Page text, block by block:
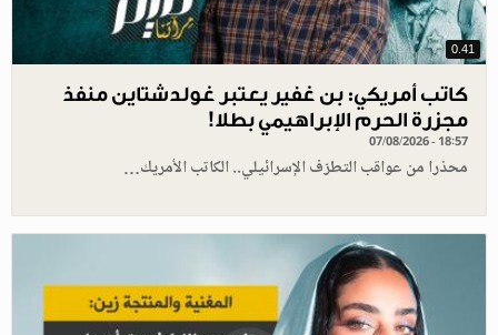
0.41
كاتب أمريكي: بن غفير يعتبر غولدشتاين منفذ
مجزرة الحرم الإبراهيمي بطلا!
07/08/2026 - 18:57
محذرا من عواقب التطرّف الإسرائيلي.. الكاتب الأمريك…